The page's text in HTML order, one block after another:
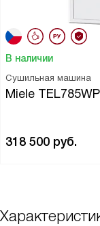
В наличии
Сушильная машина
Miele TEL785WP
318 500 руб.